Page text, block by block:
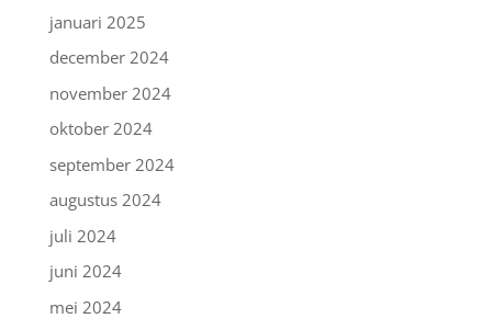
januari 2025
december 2024
november 2024
oktober 2024
september 2024
augustus 2024
juli 2024
juni 2024
mei 2024